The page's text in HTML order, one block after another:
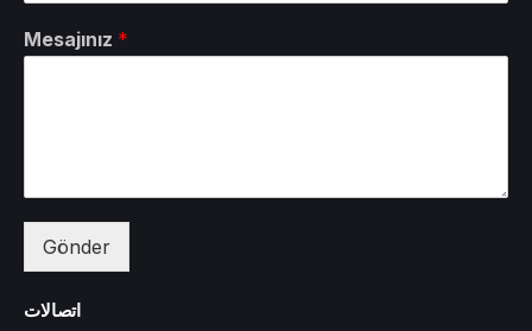
Mesajınız *
Gönder
اتصالات